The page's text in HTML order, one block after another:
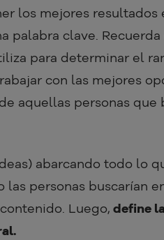
los mejores resultados
palabra clave.
para determinar el
con las mejores
aquellas personas que
abarcando todo lo
personas buscarían
Luego, define